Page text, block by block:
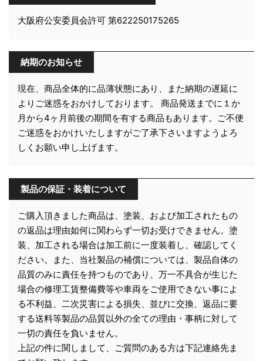
大阪府公安委員会許可 第622250175265
納期のお知らせ
現在、商品全体的に品薄状態にあり、また納期の遅延に
よりご迷惑をおかけしております。 商品発送までに１か
月から4ヶ月前後の期間を有する商品もあります。ご不便
ご迷惑をおかけいたしますがご了承下さいますようよろ
しくお願い申し上げます。
製品の保証・装着について
ご購入頂きました商品は、塗装、および加工されたもの
の返品は理由如何に関わらず一切お受けできません。塗
装、加工される場合は加工前に一度装着し、確認してく
ださい。また、当社製品の補償については、製品自体の
品質のみに責任を持つものであり、万一不具合が生じた
場合の修理工賃整備費等や車両をご使用できない事によ
る不利益、二次災害による損失、並びに交換、返品に要
する送料等製品の品質以外の全ての理由・事柄に対して
一切の責任を負いません。
上記の件に関しまして、ご質問のある方は下記連絡先ま